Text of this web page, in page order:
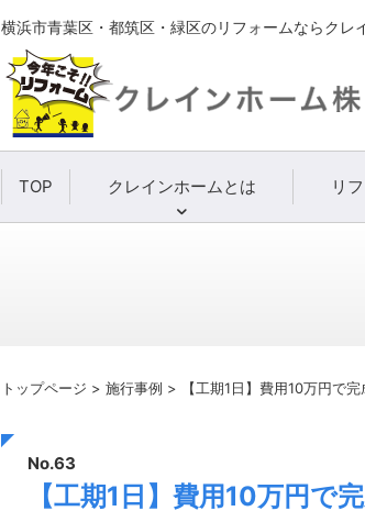
横浜市青葉区・都筑区・緑区のリフォームならクレ
TOP クレインホームとは リ
トップページ > 施行事例 > 【工期1日】費用10万円で
No.63
【工期1日】費用10万円で